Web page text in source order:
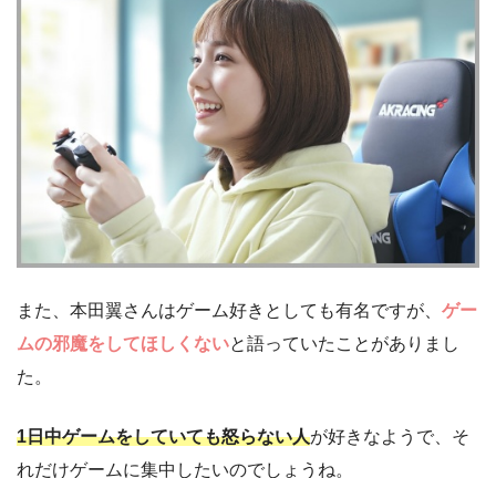
また、本田翼さんはゲーム好きとしても有名ですが、 ゲー
ムの邪魔をしてほしくないと語っていたことがありまし
た。
1日中ゲームをしていても怒らない人が好きなようで、そ
れだけゲームに集中したいのでしょうね。